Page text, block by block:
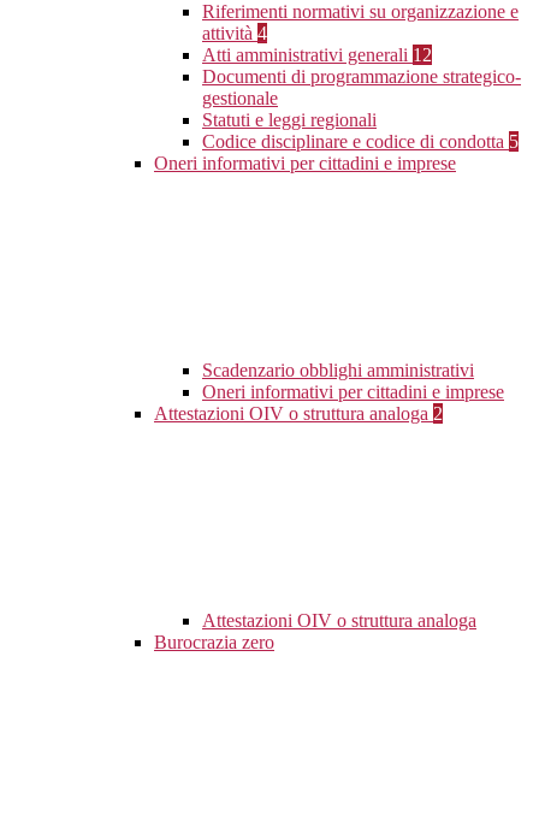
Riferimenti normativi su organizzazione e
attività 4
Atti amministrativi generali 12
Documenti di programmazione strategico-
gestionale
Statuti e leggi regionali
Codice disciplinare e codice di condotta 5
Oneri informativi per cittadini e imprese
Scadenzario obblighi amministrativi
Oneri informativi per cittadini e imprese
Attestazioni OIV o struttura analoga 2
Attestazioni OIV o struttura analoga
Burocrazia zero